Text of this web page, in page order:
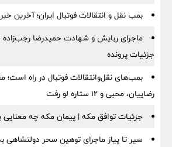
بمب نقل‌ و انتقالات فوتبال ایران؛ آخرین
ماجرای ربایش و شهادت حمیدرضا
جزئیات پرونده
بمب‌های نقل‌وانتقالات فوتبال در راه است؛
رضاییان، محبی و ۱۲ ستاره لو رفت
جزئیات توافق مکه | پیمان مکه چه معنایی
سیر تا پیاز ماجرای توهین سحر دولتشاهی